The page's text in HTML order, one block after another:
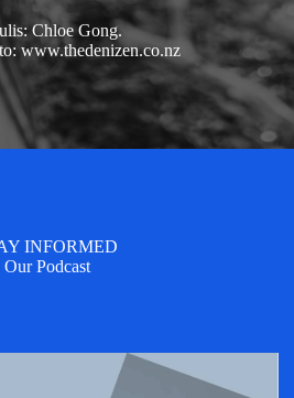
Chloe Gong.
www.thedenizen.co.nz
INFORMED
Our Podcast